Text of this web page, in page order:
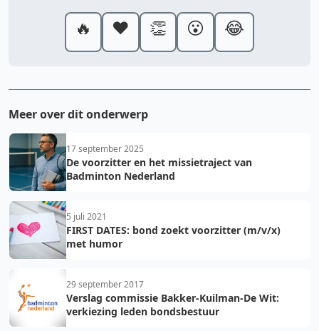
🔥 ❤️ 👏 😮 😂
Meer over dit onderwerp
17 september 2025
De voorzitter en het missietraject van
Badminton Nederland
5 juli 2021
FIRST DATES: bond zoekt voorzitter (m/v/x)
met humor
29 september 2017
Verslag commissie Bakker-Kuilman-De Wit:
verkiezing leden bondsbestuur